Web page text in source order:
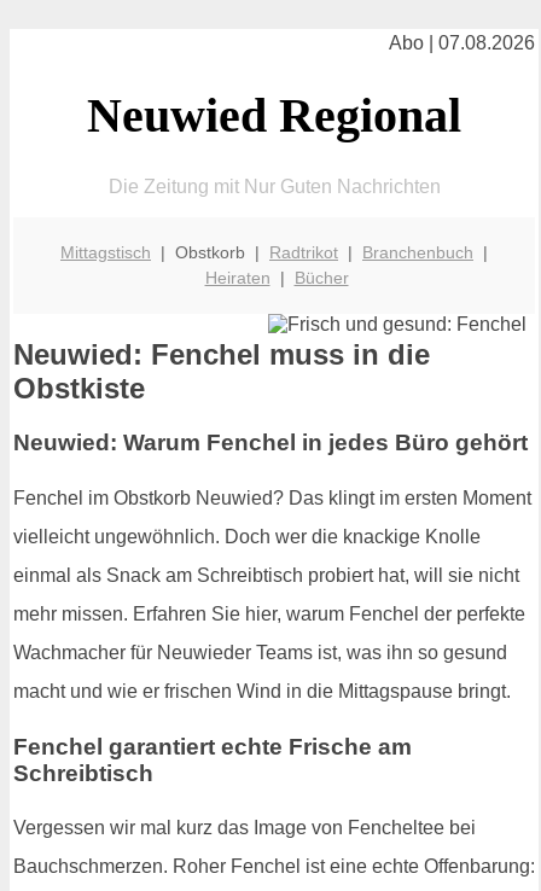
Abo | 07.08.2026
Neuwied Regional
Die Zeitung mit Nur Guten Nachrichten
Mittagstisch | Obstkorb | Radtrikot | Branchenbuch |
Heiraten | Bücher
Neuwied: Fenchel muss in die
Obstkiste
Neuwied: Warum Fenchel in jedes Büro gehört
Fenchel im Obstkorb Neuwied? Das klingt im ersten Moment
vielleicht ungewöhnlich. Doch wer die knackige Knolle
einmal als Snack am Schreibtisch probiert hat, will sie nicht
mehr missen. Erfahren Sie hier, warum Fenchel der perfekte
Wachmacher für Neuwieder Teams ist, was ihn so gesund
macht und wie er frischen Wind in die Mittagspause bringt.
Fenchel garantiert echte Frische am
Schreibtisch
Vergessen wir mal kurz das Image von Fencheltee bei
Bauchschmerzen. Roher Fenchel ist eine echte Offenbarung: